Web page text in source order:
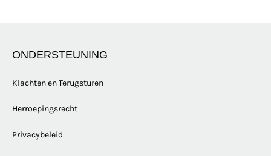
ONDERSTEUNING
Klachten en Terugsturen
Herroepingsrecht
Privacybeleid